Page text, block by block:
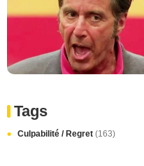
Tags
Culpabilité / Regret (163)